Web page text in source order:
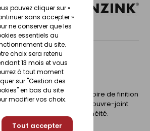
pouvez cliquer sur «
sans accepter »
ne conserver que les
essentiels au
du site.
choix sera retenu
13 mois et vous
à tout moment
sur "Gestion des
en bas du site
modifier vos choix.
Tout accepter
magasin
RHEINZINK est un accessoire de finition
à tasseaux. Il prolonge le couvre-joint
pour assurer l'étanchéité.
du produit